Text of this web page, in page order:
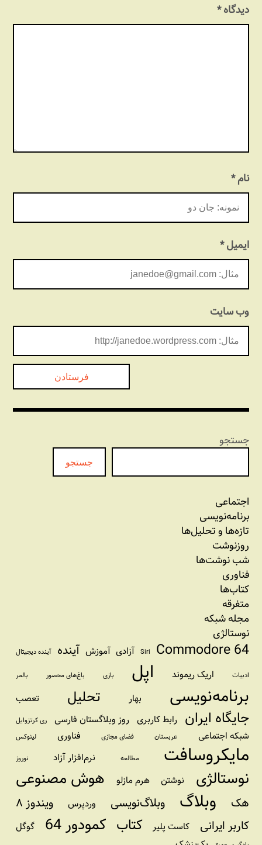
دیدگاه*
نام*
ایمیل*
وب‌ سایت
جستجو
جستجو
اجتماعی
برنامه‏‌نویسی
تازه‌‌ها و تحلیل‌ها
روزنوشت
شب نوشت‌ها
فناوری
کتاب‌ها
متفرقه
مجله شبکه
نوستالژی
Commodore 64
Siri آزادی آموزش آینده آینده دیجیتال
ادبیات اریک ریموند اپل بازی باغ‌های محصور بالمر
برنامه‌نویسی بهار تحلیل تعصب
جایگاه ایران رابط کاربری روز وبلاگستان فارسی ری کرتزوایل
شبکه اجتماعی عربستان فضای مجازی فناوری لینوکس
مایکروسافت مطالعه نرم‌افزار آزاد نوروز
نوستالژی نوشتن هرم مازلو هوش مصنوعی
هک وبلاگ وبلاگ‌نویسی وردپرس
ویندوز ۸
کاربر ایرانی
کاست پلیر کتاب کمودور 64 گوگل